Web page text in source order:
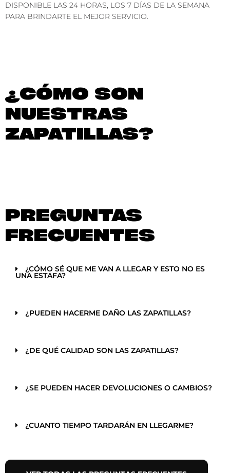
DISPONIBLE LAS 24 HORAS, LOS 7 DÍAS DE LA SEMANA
PARA BRINDARTE EL MEJOR SERVICIO.
¿CÓMO SON
NUESTRAS
ZAPATILLAS?
PREGUNTAS
FRECUENTES
¿CÓMO SÉ QUE ME VAN A LLEGAR Y ESTO NO ES
UNA ESTAFA?
¿PUEDEN HACERME DAÑO LAS ZAPATILLAS?
¿DE QUÉ CALIDAD SON LAS ZAPATILLAS?
¿SE PUEDEN HACER DEVOLUCIONES O CAMBIOS?
¿CUANTO TIEMPO TARDARÁN EN LLEGARME?